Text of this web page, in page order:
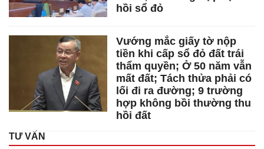
hồi sổ đỏ
Vướng mắc giấy tờ nộp
tiền khi cấp sổ đỏ đất trái
thẩm quyền; Ở 50 năm vẫn
mất đất; Tách thửa phải có
lối đi ra đường; 9 trường
hợp không bồi thường thu
hồi đất
TƯ VẤN